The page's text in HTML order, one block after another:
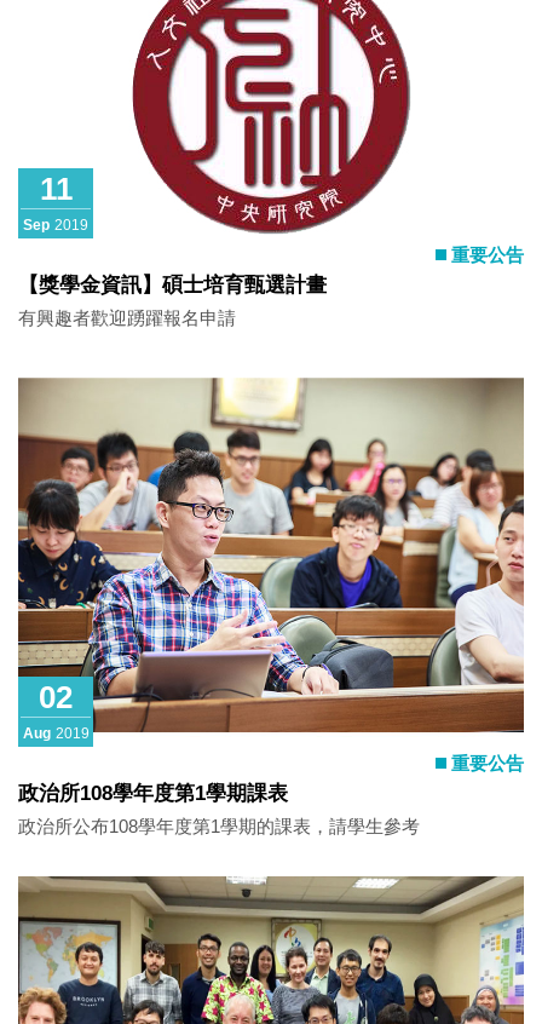
11
Sep 2019
重要公告
【獎學金資訊】碩士培育甄選計畫
有興趣者歡迎踴躍報名申請
02
Aug 2019
重要公告
政治所108學年度第1學期課表
政治所公布108學年度第1學期的課表，請學生參考